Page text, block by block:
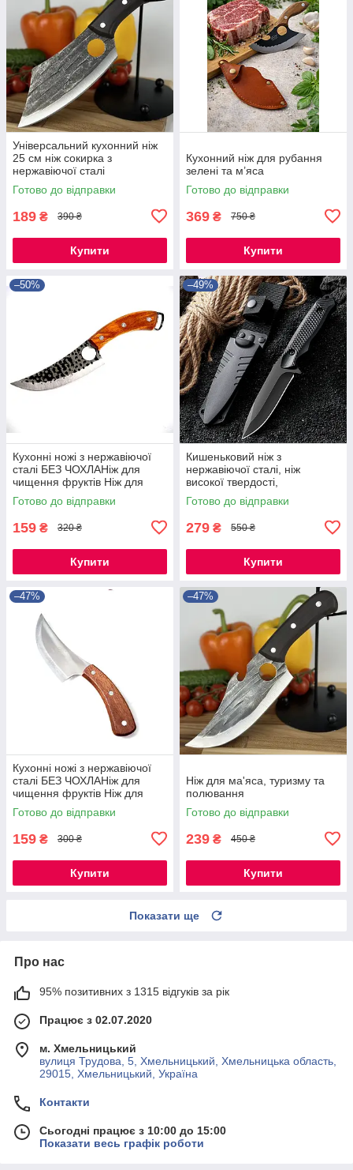
Універсальний кухонний ніж
25 см ніж сокирка з
нержавіючої сталі
Готово до відправки
189 ₴ 390 ₴
Купити
Кухонний ніж для рубання
зелені та м’яса
Готово до відправки
369 ₴ 750 ₴
Купити
–50%
Кухонні ножі з нержавіючої
сталі БЕЗ ЧОХЛАНіж для
чищення фруктів Ніж для
м'яса Ніж для обвалки Ножі
для чищення овочів Кухо
Готово до відправки
159 ₴ 320 ₴
Купити
–49%
Кишеньковий ніж з
нержавіючої сталі, ніж
високої твердості,
портативний ніж для
чищення, ніж для барбекю
Готово до відправки
279 ₴ 550 ₴
Купити
–47%
Кухонні ножі з нержавіючої
сталі БЕЗ ЧОХЛАНіж для
чищення фруктів Ніж для
м'яса Ніж для обвалки Ножі
для чищення овочів Кухо
Готово до відправки
159 ₴ 300 ₴
Купити
–47%
Ніж для ма'яса, туризму та
полювання
Готово до відправки
239 ₴ 450 ₴
Купити
Показати ще
Про нас
95% позитивних з 1315 відгуків за рік
Працює з 02.07.2020
м. Хмельницький
вулиця Трудова, 5, Хмельницький, Хмельницька область,
29015, Хмельницький, Україна
Контакти
Сьогодні працює з 10:00 до 15:00
Показати весь графік роботи